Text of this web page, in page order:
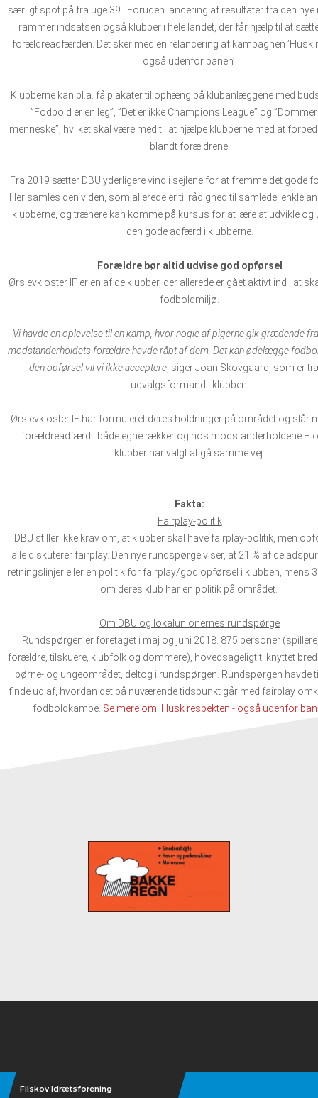
særligt spot på fra uge 39. Foruden lancering af resultater fra den nye
rammer indsatsen også klubber i hele landet, der får hjælp til at
forældreadfærden. Det sker med en relancering af kampagnen ’Husk
også udenfor banen’.
Klubberne kan bl.a. få plakater til ophæng på klubanlæggene med
”Fodbold er en leg”, ”Det er ikke Champions League” og
menneske”, hvilket skal være med til at hjælpe klubberne med at
blandt forældrene.
Fra 2019 sætter DBU yderligere vind i sejlene for at fremme det gode
Her samles den viden, som allerede er til rådighed til samlede, enkle
klubberne, og trænere kan komme på kursus for at lære at udvikle og
den gode adfærd i klubberne.
Forældre bør altid udvise god opførsel
Ørslevkloster IF er en af de klubber, der allerede er gået aktivt ind i at
fodboldmiljø.
- Vi havde en oplevelse til en kamp, hvor nogle af pigerne gik grædende
modstanderholdets forældre havde råbt af dem. Det kan ødelægge
den opførsel vil vi ikke acceptere , siger Joan Skovgaard, som er
udvalgsformand i klubben.
Ørslevkloster IF har formuleret deres holdninger på området og slår
forældreadfærd i både egne rækker og hos modstanderholdene –
klubber har valgt at gå samme vej.
Fakta:
Fairplay-politik
DBU stiller ikke krav om, at klubber skal have fairplay-politik, men
alle diskuterer fairplay. Den nye rundspørge viser, at 21 % af de
retningslinjer eller en politik for fairplay/god opførsel i klubben, mens
om deres klub har en politik på området.
Om DBU og lokalunionernes rundspørge
Rundspørgen er foretaget i maj og juni 2018. 875 personer
forældre, tilskuere, klubfolk og dommere), hovedsageligt tilknyttet
børne- og ungeområdet, deltog i rundspørgen. Rundspørgen havde
finde ud af, hvordan det på nuværende tidspunkt går med fairplay
fodboldkampe. Se mere om 'Husk respekten - også udenfor
Filskov Idrætsforening